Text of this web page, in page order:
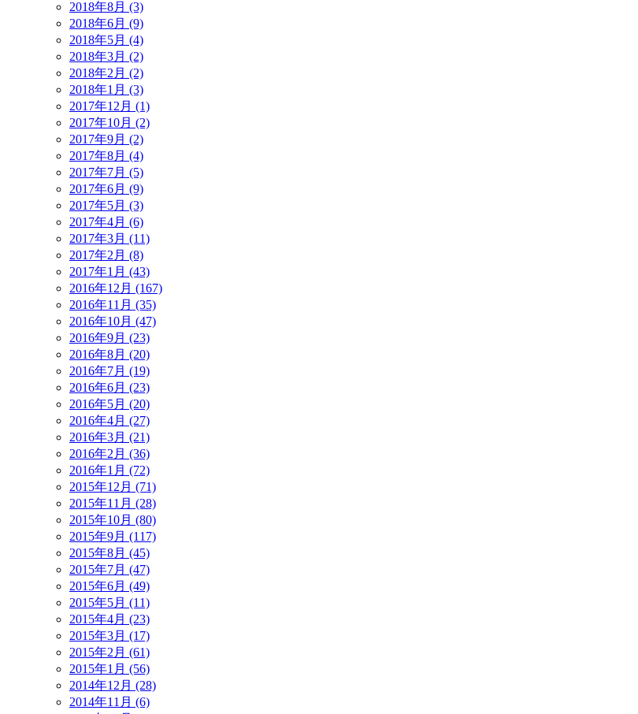
2018年8月 (3)
2018年6月 (9)
2018年5月 (4)
2018年3月 (2)
2018年2月 (2)
2018年1月 (3)
2017年12月 (1)
2017年10月 (2)
2017年9月 (2)
2017年8月 (4)
2017年7月 (5)
2017年6月 (9)
2017年5月 (3)
2017年4月 (6)
2017年3月 (11)
2017年2月 (8)
2017年1月 (43)
2016年12月 (167)
2016年11月 (35)
2016年10月 (47)
2016年9月 (23)
2016年8月 (20)
2016年7月 (19)
2016年6月 (23)
2016年5月 (20)
2016年4月 (27)
2016年3月 (21)
2016年2月 (36)
2016年1月 (72)
2015年12月 (71)
2015年11月 (28)
2015年10月 (80)
2015年9月 (117)
2015年8月 (45)
2015年7月 (47)
2015年6月 (49)
2015年5月 (11)
2015年4月 (23)
2015年3月 (17)
2015年2月 (61)
2015年1月 (56)
2014年12月 (28)
2014年11月 (6)